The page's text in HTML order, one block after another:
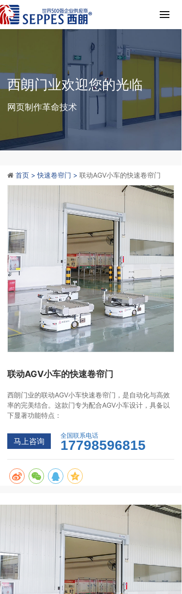
西朗门业欢迎您的光临
网页制作革命技术
首页 >快速卷帘门 > 联动AGV小车的快速卷帘门
联动AGV小车的快速卷帘门
西朗门业的联动AGV小车快速卷帘门，是自动化与高效
率的完美结合。这款门专为配合AGV小车设计，具备以
下显著功能特点：
马上咨询
全国联系电话
17798596815